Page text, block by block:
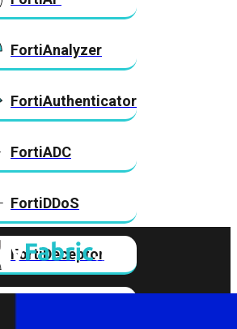
FortiAnalyzer
FortiAuthenticator
FortiADC
FortiDDoS
FortiDeceptor
50G-serie
Toevoegen